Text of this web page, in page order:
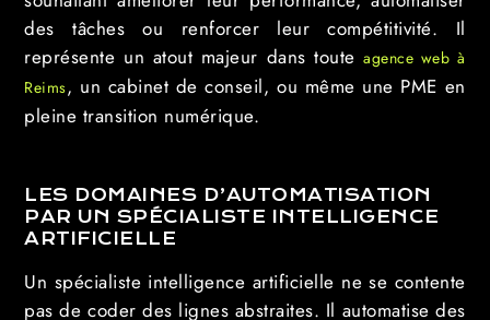
des tâches ou renforcer leur compétitivité. Il
représente un atout majeur dans touteagence web à
Reims, un cabinet de conseil, ou même une PME en
pleine transition numérique.
LES DOMAINES D’AUTOMATISATION
PAR UN SPÉCIALISTE INTELLIGENCE
ARTIFICIELLE
Un spécialiste intelligence artificielle ne se contente
pas de coder des lignes abstraites. Il automatise des